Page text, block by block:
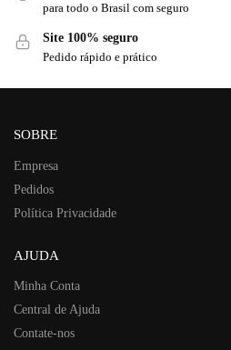
para todo o Brasil com seguro
Site 100% seguro
Pedido rápido e prático
SOBRE
Empresa
Pedidos
Política Privacidade
AJUDA
Minha Conta
Central de Ajuda
Contate-nos